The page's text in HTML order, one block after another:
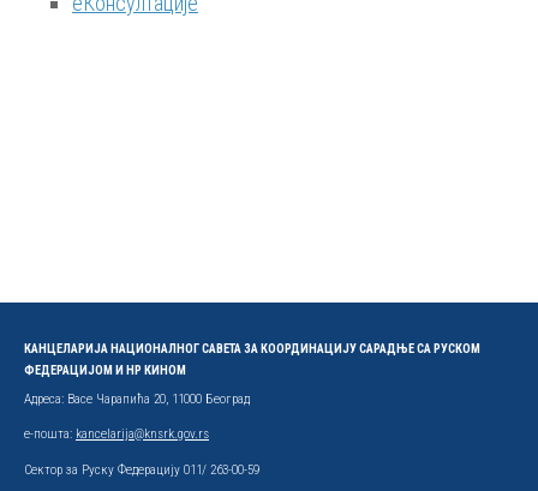
КАНЦЕЛАРИЈА НАЦИОНАЛНОГ САВЕТА ЗА КООРДИНАЦИЈУ САРАДЊЕ СА РУСКОМ
ФЕДЕРАЦИЈОМ И НР КИНОМ
Адреса: Васе Чарапића 20, 11000 Београд
е-пошта: kancelarija@knsrk.gov.rs
Сектор за Руску Федерацију 011/ 263-00-59